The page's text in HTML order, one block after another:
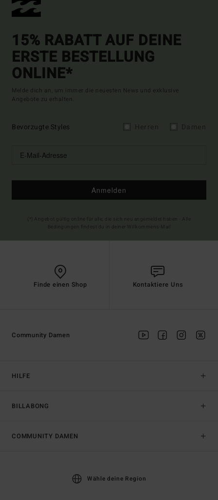
15% RABATT AUF DEINE
ERSTE BESTELLUNG
ONLINE*
Melde dich an, um immer die neuesten News und exklusive
Angebote zu erhalten.
Bevorzugte Styles
Anmelden
Finde einen Shop Kontaktiere Uns
HILFE
BILLABONG
Community Damen
COMMUNITY DAMEN
Wähle deine Region